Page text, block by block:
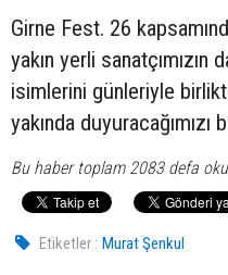
Girne Fest. 26
yakın yerli sanatçımızın
isimlerini günleriyle
yakında
Bu haber toplam 2083 defa
Etiketler : Murat Şenkul